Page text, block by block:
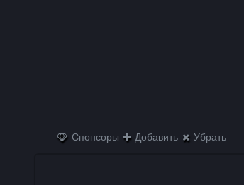
Спонсоры Добавить Убрать